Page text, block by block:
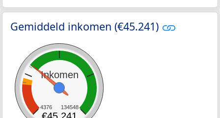
Gemiddeld inkomen (€45.241)
Inkomen
4376 134548